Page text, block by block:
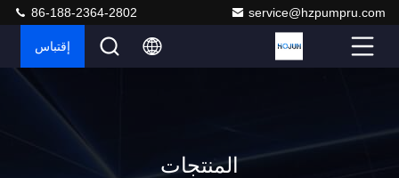
service@hzpumpru.com
86-188-2364-2802
إقتباس
المنتجات